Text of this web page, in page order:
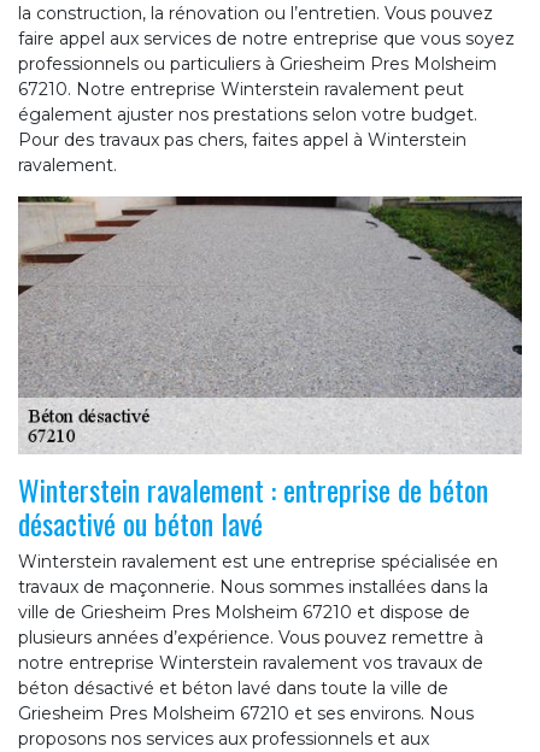
la construction, la rénovation ou l’entretien. Vous pouvez
faire appel aux services de notre entreprise que vous soyez
professionnels ou particuliers à Griesheim Pres Molsheim
67210. Notre entreprise Winterstein ravalement peut
également ajuster nos prestations selon votre budget.
Pour des travaux pas chers, faites appel à Winterstein
ravalement.
Winterstein ravalement : entreprise de béton
désactivé ou béton lavé
Winterstein ravalement est une entreprise spécialisée en
travaux de maçonnerie. Nous sommes installées dans la
ville de Griesheim Pres Molsheim 67210 et dispose de
plusieurs années d’expérience. Vous pouvez remettre à
notre entreprise Winterstein ravalement vos travaux de
béton désactivé et béton lavé dans toute la ville de
Griesheim Pres Molsheim 67210 et ses environs. Nous
proposons nos services aux professionnels et aux